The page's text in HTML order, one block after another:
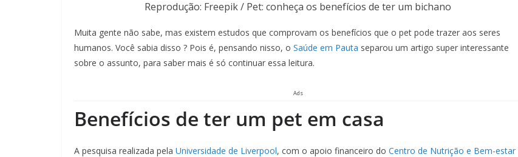
Reprodução: Freepik / Pet: conheça os benefícios de ter um bichano
Muita gente não sabe, mas existem estudos que comprovam os benefícios que o pet pode trazer aos seres
humanos. Você sabia disso ? Pois é, pensando nisso, o Saúde em Pauta separou um artigo super interessante
sobre o assunto, para saber mais é só continuar essa leitura.
Ads
Benefícios de ter um pet em casa
A pesquisa realizada pela Universidade de Liverpool, com o apoio financeiro do Centro de Nutrição e Bem-estar